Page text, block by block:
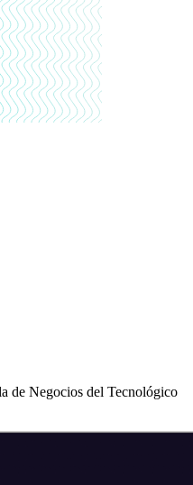
de Negocios del Tecnológico